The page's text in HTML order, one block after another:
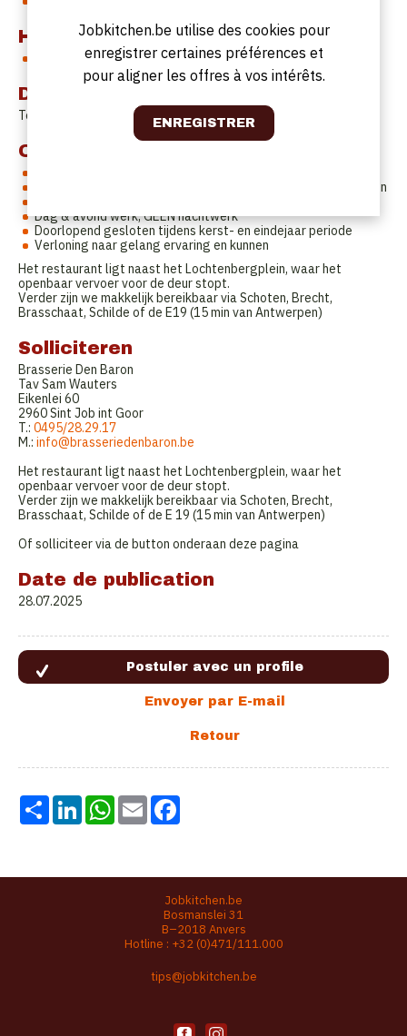
Horaires de travail
Te bespreken
Date de début
Te bespreken
Offre
Een uitdagende job in een gedreven team met vele leerkansen
Dag & avond werk, GEEN nachtwerk
Doorlopend gesloten tijdens kerst- en eindejaar periode
Verloning naar gelang ervaring en kunnen
Het restaurant ligt naast het Lochtenbergplein, waar het
openbaar vervoer voor de deur stopt.
Verder zijn we makkelijk bereikbaar via Schoten, Brecht,
Brasschaat, Schilde of de E19 (15 min van Antwerpen)
Solliciteren
Brasserie Den Baron
Tav Sam Wauters
Eikenlei 60
2960 Sint Job int Goor
T.: 0495/28.29.17
M.: info@brasseriedenbaron.be
Het restaurant ligt naast het Lochtenbergplein, waar het
openbaar vervoer voor de deur stopt.
Verder zijn we makkelijk bereikbaar via Schoten, Brecht,
Brasschaat, Schilde of de E 19 (15 min van Antwerpen)
Of solliciteer via de button onderaan deze pagina
Date de publication
28.07.2025
Share LinkedInWhatsApp
Email
Jobkitchen.be
Bosmanslei 31
B–2018 Anvers
Hotline : +32 (0)471/111.000
tips@jobkitchen.be
Jobkitchen.be utilise des cookies pour
enregistrer certaines préférences et
pour aligner les offres à vos intérêts.